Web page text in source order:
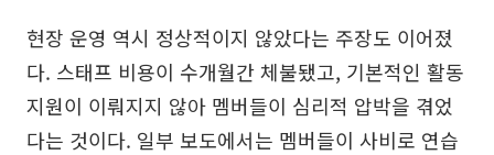
현장 운영 역시 정상적이지 않았다는 주장도 이어졌
다. 스태프 비용이 수개월간 체불됐고, 기본적인 활동
지원이 이뤄지지 않아 멤버들이 심리적 압박을 겪었
다는 것이다. 일부 보도에서는 멤버들이 사비로 연습